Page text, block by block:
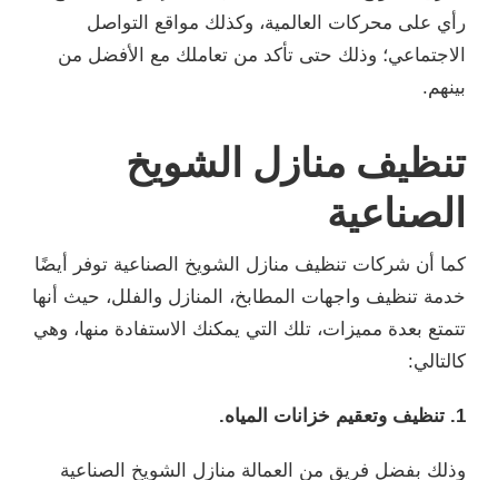
رأي على محركات العالمية، وكذلك مواقع التواصل
الاجتماعي؛ وذلك حتى تأكد من تعاملك مع الأفضل من
بينهم.
تنظيف منازل الشويخ
الصناعية
كما أن شركات تنظيف منازل الشويخ الصناعية توفر أيضًا
خدمة تنظيف واجهات المطابخ، المنازل والفلل، حيث أنها
تتمتع بعدة مميزات، تلك التي يمكنك الاستفادة منها، وهي
كالتالي:
1. تنظيف وتعقيم خزانات المياه.
وذلك بفضل فريق من العمالة منازل الشويخ الصناعية